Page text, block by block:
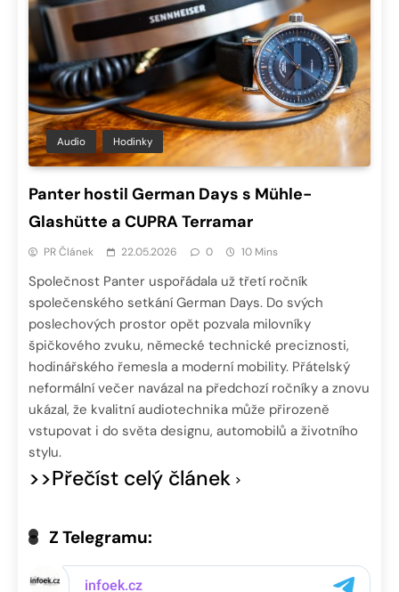
Audio Hodinky
Panter hostil German Days s Mühle-
Glashütte a CUPRA Terramar
PR Článek 22.05.2026 0 10 Mins
Společnost Panter uspořádala už třetí ročník
společenského setkání German Days. Do svých
poslechových prostor opět pozvala milovníky
špičkového zvuku, německé technické preciznosti,
hodinářského řemesla a moderní mobility. Přátelský
neformální večer navázal na předchozí ročníky a znovu
ukázal, že kvalitní audiotechnika může přirozeně
vstupovat i do světa designu, automobilů a životního
stylu.
>>Přečíst celý článek
Z Telegramu: